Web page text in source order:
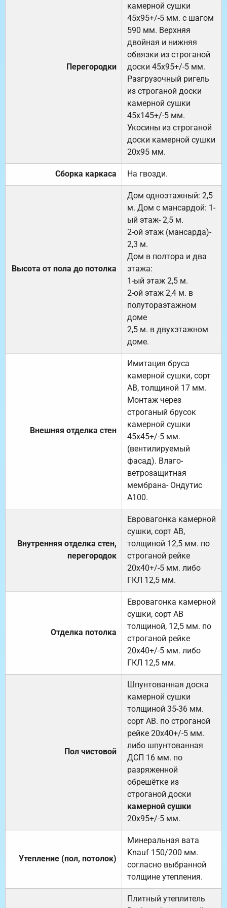
Перегородки
камерной сушки
45х95+/-5 мм. с шагом
590 мм. Верхняя
двойная и нижняя
обвязки из строганой
доски 45х95+/-5 мм.
Разгрузочный ригель
из строганой доски
камерной сушки
45х145+/-5 мм.
Укосины из строганой
доски камерной сушки
20х95 мм.
Сборка каркаса На гвозди.
Высота от пола до потолка
Дом одноэтажный: 2,5
м. Дом с мансардой: 1-
ый этаж- 2,5 м.
2-ой этаж (мансарда)-
2,3 м.
Дом в полтора и два
этажа:
1-ый этаж 2,5 м.
2-ой этаж 2,4 м. в
полутораэтажном
доме
2,5 м. в двухэтажном
доме.
Внешняя отделка стен
Имитация бруса
камерной сушки, сорт
АВ, толщиной 17 мм.
Монтаж через
строганый брусок
камерной сушки
45х45+/-5 мм.
(вентилируемый
фасад). Влаго-
ветрозащитная
мембрана- Ондутис
А100.
Внутренняя отделка стен,
перегородок
Евровагонка камерной
сушки, сорт АВ,
толщиной 12,5 мм. по
строганой рейке
20х40+/-5 мм. либо
ГКЛ 12,5 мм.
Отделка потолка
Евровагонка камерной
сушки, сорт АВ
толщиной, 12,5 мм. по
строганой рейке
20х40+/-5 мм. либо
ГКЛ 12,5 мм.
Пол чистовой
Шпунтованная доска
камерной сушки
толщиной 35-36 мм.
сорт АВ. по строганой
рейке 20х40+/-5 мм.
либо шпунтованная
ДСП 16 мм. по
разряженной
обрешётке из
строганой доски
камерной сушки
20х95+/-5 мм.
Утепление (пол, потолок)
Минеральная вата
Knauf 150/200 мм.
согласно выбранной
толщине утепления.
Плитный утеплитель